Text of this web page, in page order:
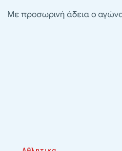
Με προσωρινή άδεια ο